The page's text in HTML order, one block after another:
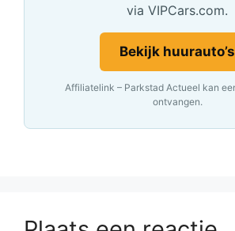
via VIPCars.com.
Bekijk huurauto’s
Affiliatelink – Parkstad Actueel kan
ontvangen.